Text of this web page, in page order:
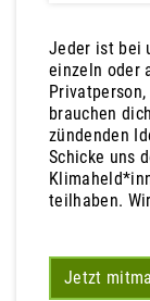
Jeder ist bei
einzeln oder
brauchen
zündenden
Schicke uns
teilhaben.
Jetzt